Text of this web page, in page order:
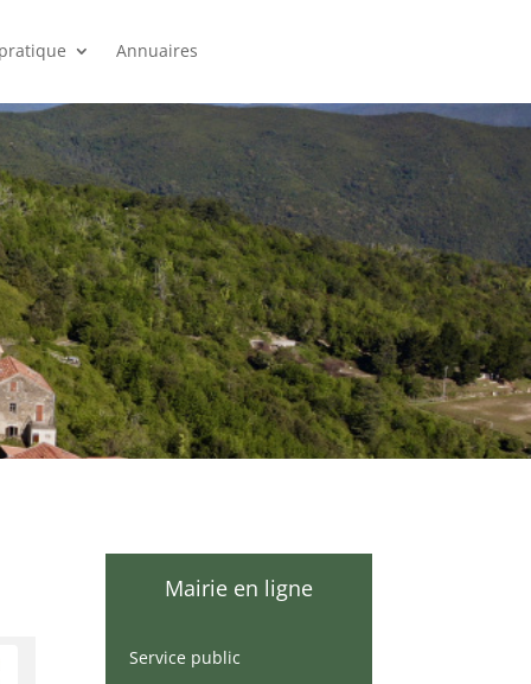
Annuaires
Mairie en ligne
Service public